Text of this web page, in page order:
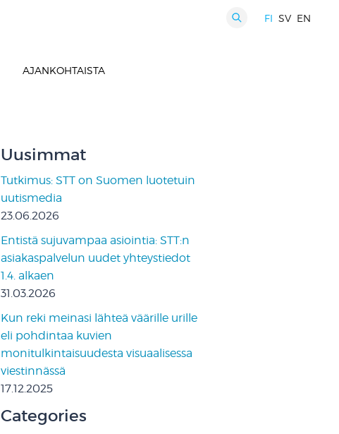
FI SV EN
AJANKOHTAISTA
Uusimmat
Tutkimus: STT on Suomen luotetuin
uutismedia
23.06.2026
Entistä sujuvampaa asiointia: STT:n
asiakaspalvelun uudet yhteystiedot
1.4. alkaen
31.03.2026
Kun reki meinasi lähteä väärille urille
eli pohdintaa kuvien
monitulkintaisuudesta visuaalisessa
viestinnässä
17.12.2025
Categories